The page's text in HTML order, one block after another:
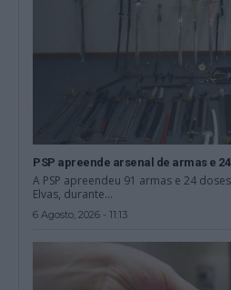
PSP apreende arsenal de armas e
A PSP apreendeu 91 armas e 24
Elvas, durante...
6 Agosto, 2026 - 11:13